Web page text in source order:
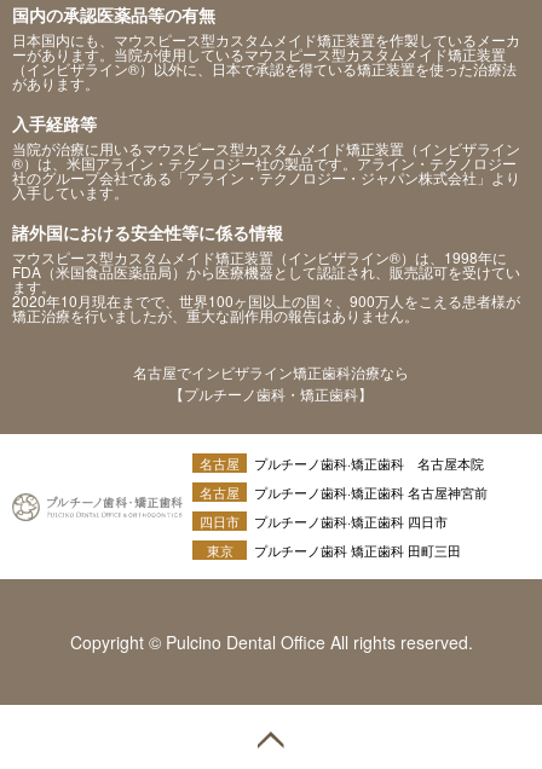
国内の承認医薬品等の有無
日本国内にも、マウスピース型カスタムメイド矯正装置を作製しているメーカ
ーがあります。当院が使用しているマウスピース型カスタムメイド矯正装置
（インビザライン®）以外に、日本で承認を得ている矯正装置を使った治療法
があります。
入手経路等
当院が治療に用いるマウスピース型カスタムメイド矯正装置（インビザライン
®）は、米国アライン・テクノロジー社の製品です。アライン・テクノロジー
社のグループ会社である「アライン・テクノロジー・ジャパン株式会社」より
入手しています。
諸外国における安全性等に係る情報
マウスピース型カスタムメイド矯正装置（インビザライン®）は、1998年に
FDA（米国食品医薬品局）から医療機器として認証され、販売認可を受けてい
ます。
2020年10月現在までで、世界100ヶ国以上の国々、900万人をこえる患者様が
矯正治療を行いましたが、重大な副作用の報告はありません。
名古屋でインビザライン矯正歯科治療なら
【プルチーノ歯科・矯正歯科】
名古屋
プルチーノ歯科·矯正歯科 名古屋本院
名古屋
プルチーノ歯科·矯正歯科 名古屋神宮前
四日市
プルチーノ歯科·矯正歯科 四日市
東京
プルチーノ歯科 矯正歯科 田町三田
Copyright © Pulcino Dental Office All rights reserved.